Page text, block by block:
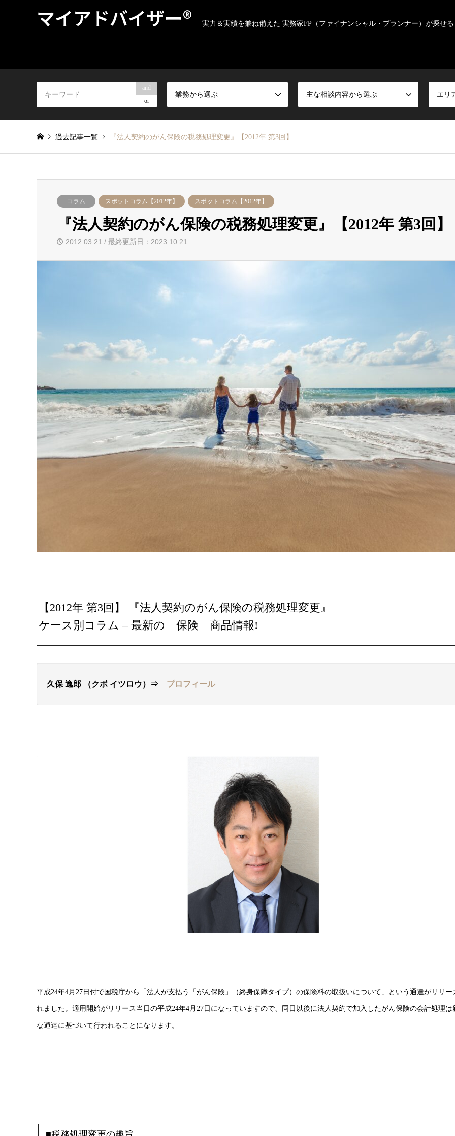
マイアドバイザー® 実力＆実績を兼ね備えた 実務家FP（ファイナンシャル・プランナー）が探せる
and
or
業務から選ぶ 主な相談内容から選ぶ エリ
過去記事一覧 『法人契約のがん保険の税務処理変更』【2012年 第3回】
コラム スポットコラム【2012年】 スポットコラム【2012年】
『法人契約のがん保険の税務処理変更』【2012年 第3回】
2012.03.21 / 最終更新日：2023.10.21
【2012年 第3回】 『法人契約のがん保険の税務処理変更』
ケース別コラム – 最新の「保険」商品情報!
久保 逸郎 （クボ イツロウ）⇒ プロフィール
平成24年4月27日付で国税庁から「法人が支払う「がん保険」（終身保障タイプ）の保険料の取扱いについて」という通達がリリー
れました。適用開始がリリース当日の平成24年4月27日になっていますので、同日以後に法人契約で加入したがん保険の会計処理は
な通達に基づいて行われることになります。